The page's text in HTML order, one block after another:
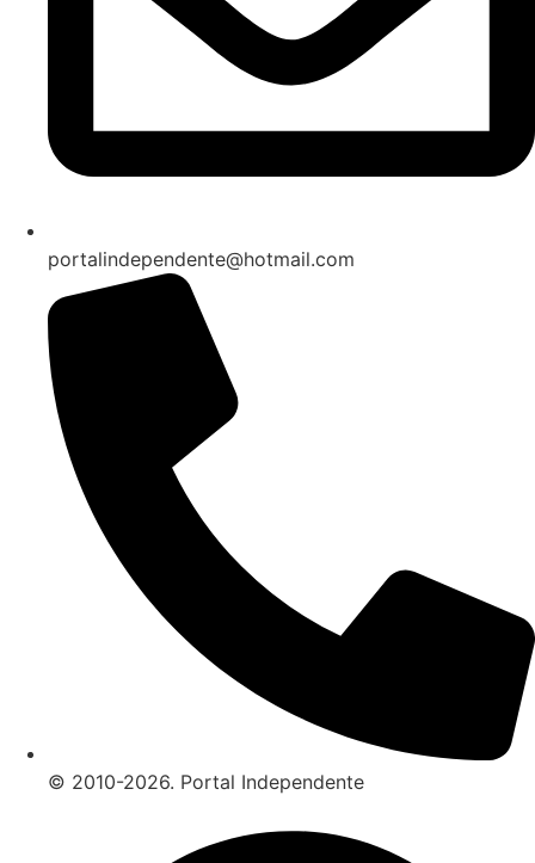
portalindependente@hotmail.com
© 2010-2026. Portal Independente